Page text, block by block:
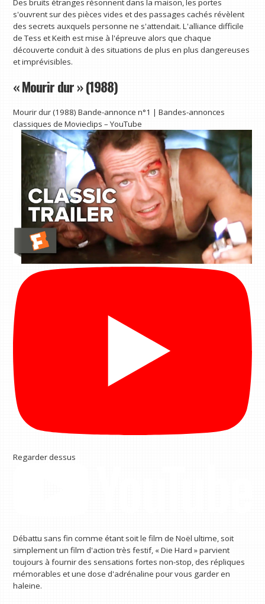
Des bruits étranges résonnent dans la maison, les portes
s'ouvrent sur des pièces vides et des passages cachés révèlent
des secrets auxquels personne ne s'attendait. L'alliance difficile
de Tess et Keith est mise à l'épreuve alors que chaque
découverte conduit à des situations de plus en plus dangereuses
et imprévisibles.
« Mourir dur » (1988)
Mourir dur (1988) Bande-annonce n°1 | Bandes-annonces
classiques de Movieclips – YouTube
Regarder dessus
Débattu sans fin comme étant soit le film de Noël ultime, soit
simplement un film d'action très festif, « Die Hard » parvient
toujours à fournir des sensations fortes non-stop, des répliques
mémorables et une dose d'adrénaline pour vous garder en
haleine.